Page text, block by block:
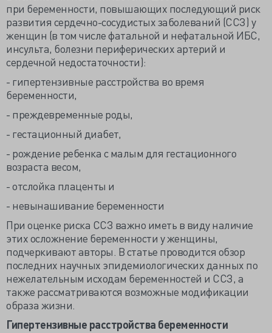
при беременности, повышающих последующий риск
развития сердечно-сосудистых заболеваний (ССЗ) у
женщин (в том числе фатальной и нефатальной ИБС,
инсульта, болезни периферических артерий и
сердечной недостаточности):
- гипертензивные расстройства во время
беременности,
- преждевременные роды,
- гестационный диабет,
- рождение ребенка с малым для гестационного
возраста весом,
- отслойка плаценты и
- невынашивание беременности
При оценке риска ССЗ важно иметь в виду наличие
этих осложнение беременности у женщины,
подчеркивают авторы. В статье проводится обзор
последних научных эпидемиологических данных по
нежелательным исходам беременностей и ССЗ, а
также рассматриваются возможные модификации
образа жизни.
Гипертензивные расстройства беременности